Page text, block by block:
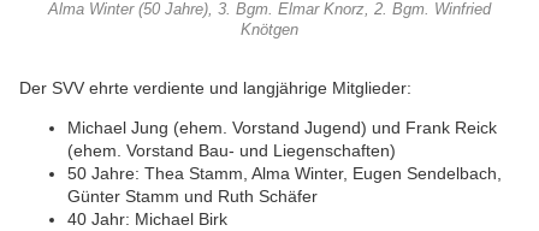
Alma Winter (50 Jahre), 3. Bgm. Elmar Knorz, 2. Bgm. Winfried
Knötgen
Der SVV ehrte verdiente und langjährige Mitglieder:
Michael Jung (ehem. Vorstand Jugend) und Frank Reick
(ehem. Vorstand Bau- und Liegenschaften)
50 Jahre: Thea Stamm, Alma Winter, Eugen Sendelbach,
Günter Stamm und Ruth Schäfer
40 Jahr: Michael Birk